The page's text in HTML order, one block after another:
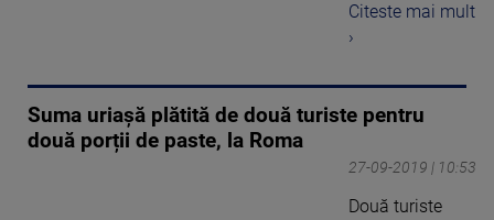
Citeste mai mult
›
Suma uriașă plătită de două turiste pentru
două porții de paste, la Roma
27-09-2019 | 10:53
Două turiste